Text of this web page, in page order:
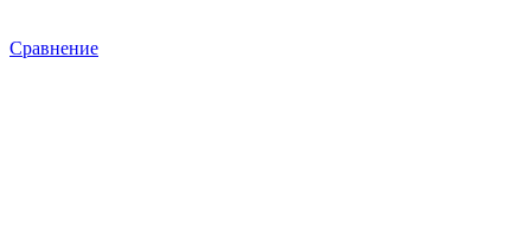
Сравнение